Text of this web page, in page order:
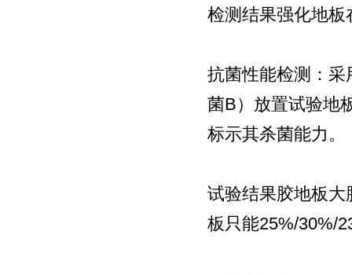
检测结果强化地板
抗菌性能检测：
菌B）放置试验地
标示其杀菌能力。
试验结果胶地板
板只能25%/30%/